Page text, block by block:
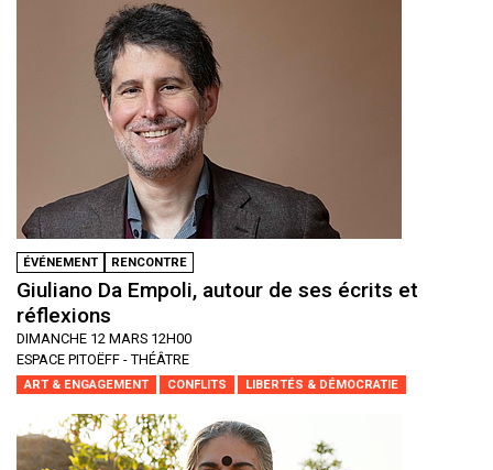
ÉVÉNEMENT RENCONTRE
Giuliano Da Empoli, autour de ses écrits et
réflexions
DIMANCHE 12 MARS 12H00
ESPACE PITOËFF - THÉÂTRE
ART & ENGAGEMENT CONFLITS LIBERTÉS & DÉMOCRATIE